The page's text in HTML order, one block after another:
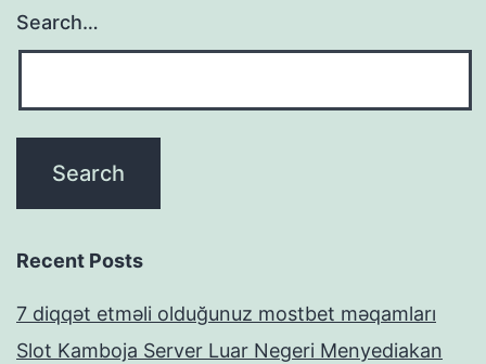
Search…
Recent Posts
7 diqqət etməli olduğunuz mostbet məqamları
Slot Kamboja Server Luar Negeri Menyediakan